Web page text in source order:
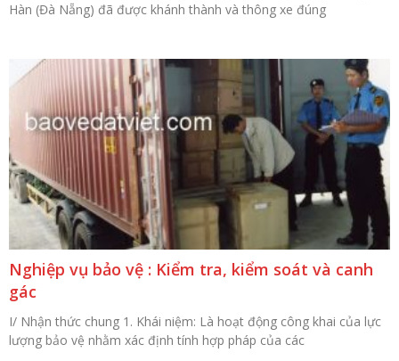
Hàn (Đà Nẵng) đã được khánh thành và thông xe đúng
Nghiệp vụ bảo vệ : Kiểm tra, kiểm soát và canh
gác
I/ Nhận thức chung 1. Khái niệm: Là hoạt động công khai của lực
lượng bảo vệ nhằm xác định tính hợp pháp của các